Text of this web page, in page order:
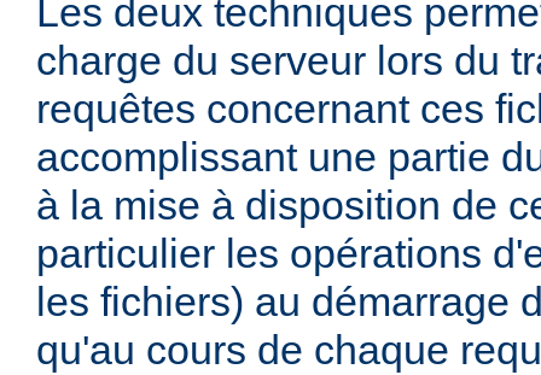
Les deux techniques
charge du serveur lors du
requêtes concernant ces
accomplissant une partie
à la mise à disposition de
particulier les opérations
les fichiers) au démarrage
qu'au cours de chaque